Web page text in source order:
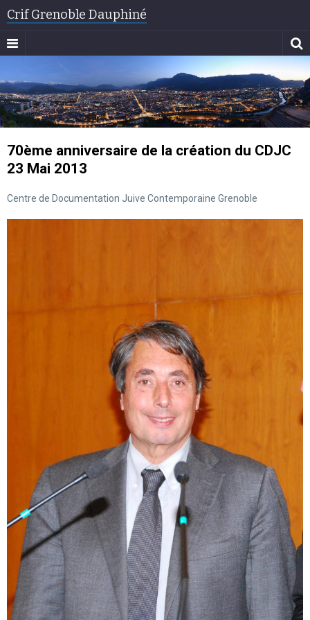
Crif Grenoble Dauphiné
70ème anniversaire de la création du CDJC
23 Mai 2013
Centre de Documentation Juive Contemporaine Grenoble